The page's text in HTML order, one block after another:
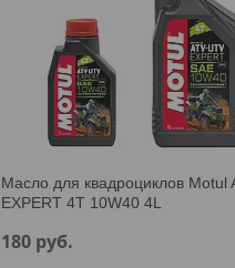
Масло для квадроциклов Motul
EXPERT 4T 10W40 4L
180 руб.